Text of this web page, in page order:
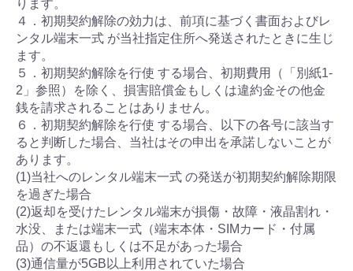
ります。
４．初期契約解除の効力は、前項に基づく書面およびレ
ンタル端末一式 が当社指定住所へ発送されたときに生じ
ます。
５．初期契約解除を行使 する場合、初期費用（「別紙1-
2」参照）を除く、損害賠償金もしくは違約金その他金
銭を請求されることはありません。
６．初期契約解除を行使 する場合、以下の各号に該当す
ると判断した場合、当社はその申出を承諾しないことが
あります。
(1)当社へのレンタル端末一式 の発送が初期契約解除期限
を過ぎた場合
(2)返却を受けたレンタル端末が損傷・故障・液晶割れ・
水没、または端末一式（端末本体・SIMカード・付属
品）の不返還もしくは不足があった場合
(3)通信量が5GB以上利用されていた場合